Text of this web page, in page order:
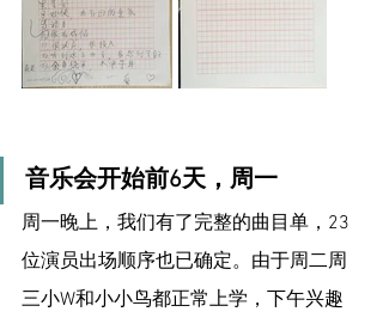
音乐会开始前6天，周一
周一晚上，我们有了完整的曲目单，23
位演员出场顺序也已确定。由于周二周
三小W和小小鸟都正常上学，下午兴趣